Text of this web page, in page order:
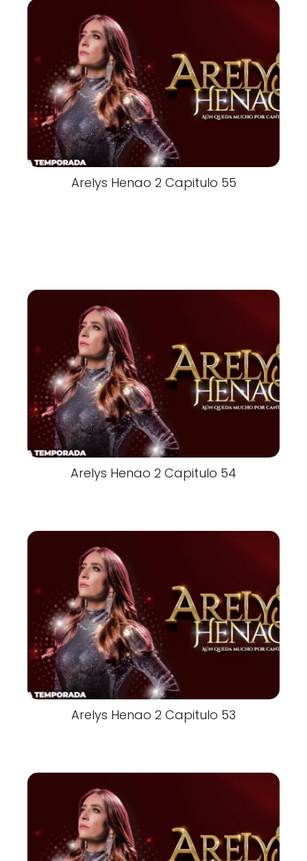
Arelys Henao 2 Capitulo 55
Arelys Henao 2 Capitulo 54
Arelys Henao 2 Capitulo 53